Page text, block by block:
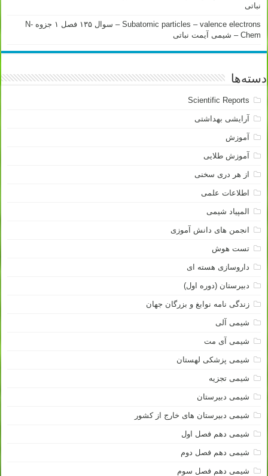
نباتی
Subatomic particles – valence electrons – سوال ۱۳۵ فصل ۱ جزوه N-
Chem – شیمی آیمت نباتی
دسته‌ها
Scientific Reports
آرایشی بهداشتی
آموزش
آموزش طلایی
از هر دری سخنی
اطلاعات علمی
المپیاد شیمی
انجمن های دانش آموزی
تست هوش
داروسازی هسته ای
دبیرستان (دوره اول)
زندگی نامه نوابغ و بزرگان جهان
شیمی آلی
شیمی آی مت
شیمی پزشکی لهستان
شیمی تجزیه
شیمی دبیرستان
شیمی دبیرستان های خارج از کشور
شیمی دهم فصل اول
شیمی دهم فصل دوم
شیمی دهم فصل سوم